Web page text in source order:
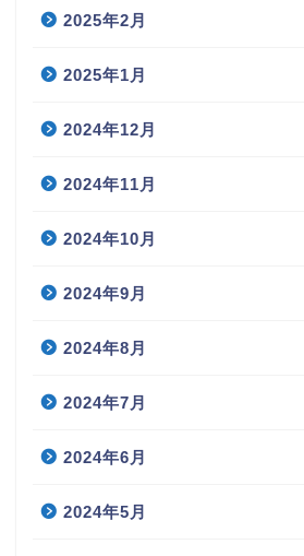
2025年2月
2025年1月
2024年12月
2024年11月
2024年10月
2024年9月
2024年8月
2024年7月
2024年6月
2024年5月